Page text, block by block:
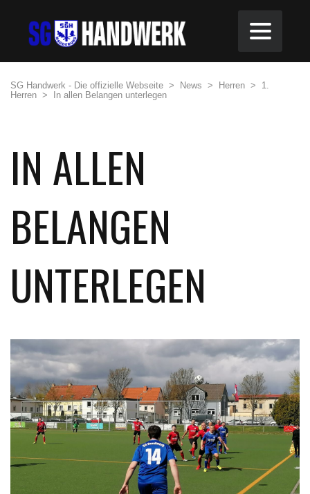
SG Handwerk - Die offizielle Webseite > News > Herren >
1.
Herren > In allen Belangen unterlegen
IN ALLEN
BELANGEN
UNTERLEGEN